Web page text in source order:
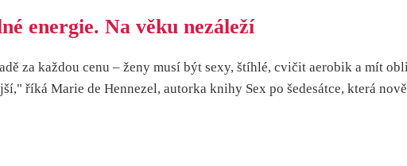
energie. Na věku nezáleží
za každou cenu – ženy musí být sexy, štíhlé, cvičit aerobik a mít
říká Marie de Hennezel, autorka knihy Sex po šedesátce, která